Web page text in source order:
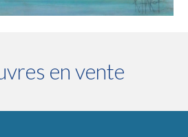
en vente